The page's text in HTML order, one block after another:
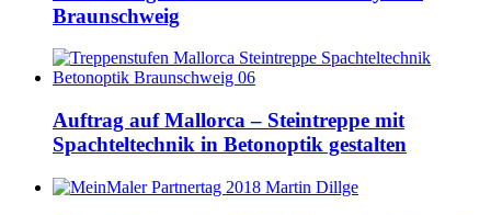
Braunschweig
Auftrag auf Mallorca – Steintreppe mit
Spachteltechnik in Betonoptik gestalten